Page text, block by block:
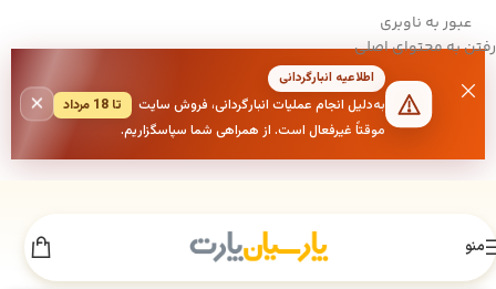
عبور به ناوبری
رفتن به محتوای اصلی
اطلاعیه انبارگردانی
به‌دلیل انجام عملیات انبارگردانی، فروش سایت
تا 18 مرداد
موقتاً غیرفعال است. از همراهی شما سپاسگزاریم.
×
منو